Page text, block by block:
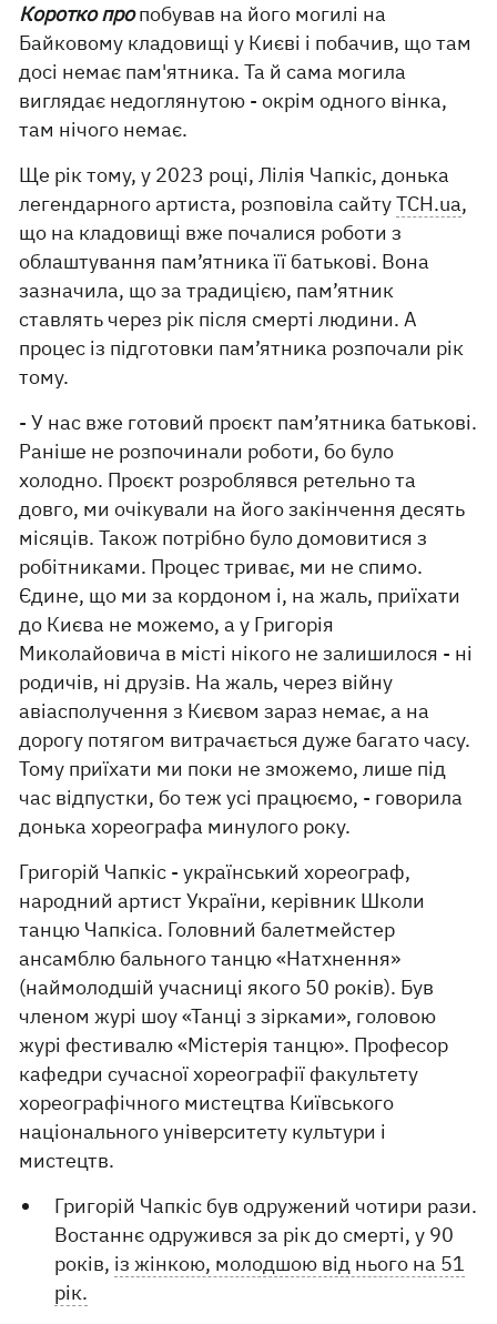
Коротко пропобував на його могилі на
Байковому кладовищі у Києві і побачив, що там
досі немає пам'ятника. Та й сама могила
виглядає недоглянутою - окрім одного вінка,
там нічого немає.
Ще рік тому, у 2023 році, Лілія Чапкіс, донька
легендарного артиста, розповіла сайтуТСН.ua,
що на кладовищі вже почалися роботи з
облаштування пам’ятника її батькові. Вона
зазначила, що за традицією, пам’ятник
ставлять через рік після смерті людини. А
процес із підготовки пам’ятника розпочали рік
тому.
- У нас вже готовий проєкт пам’ятника батькові.
Раніше не розпочинали роботи, бо було
холодно. Проєкт розроблявся ретельно та
довго, ми очікували на його закінчення десять
місяців. Також потрібно було домовитися з
робітниками. Процес триває, ми не спимо.
Єдине, що ми за кордоном і, на жаль, приїхати
до Києва не можемо, а у Григорія
Миколайовича в місті нікого не залишилося - ні
родичів, ні друзів. На жаль, через війну
авіасполучення з Києвом зараз немає, а на
дорогу потягом витрачається дуже багато часу.
Тому приїхати ми поки не зможемо, лише під
час відпустки, бо теж усі працюємо, - говорила
донька хореографа минулого року.
Григорій Чапкіс - український хореограф,
народний артист України, керівник Школи
танцю Чапкіса. Головний балетмейстер
ансамблю бального танцю «Натхнення»
(наймолодшій учасниці якого 50 років). Був
членом журі шоу «Танці з зірками», головою
журі фестивалю «Містерія танцю». Професор
кафедри сучасної хореографії факультету
хореографічного мистецтва Київського
національного університету культури і
мистецтв.
Григорій Чапкіс був одружений чотири рази.
Востаннє одружився за рік до смерті, у 90
років, із жінкою, молодшою від нього на 51
рік.